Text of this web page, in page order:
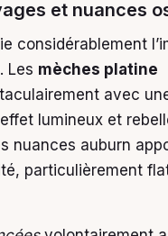
et nuances
considérablement
Les mèches platine
avec
lumineux et
nuances auburn
particulièrement